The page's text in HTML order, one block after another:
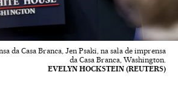
da Casa Branca, Jen Psaki, na sala de imprensa
da Casa Branca, Washington.
EVELYN HOCKSTEIN (REUTERS)